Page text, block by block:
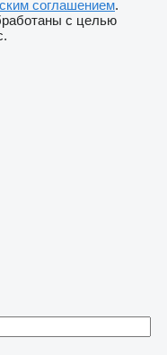
соглашением.
с целью